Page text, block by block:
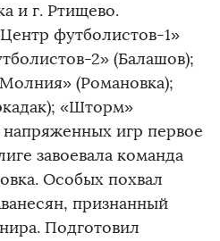
и г. Ртищево.
футболистов-1»
2» (Балашов);
(Романовка);
«Шторм»
игр первое
завоевала команда
Особых похвал
признанный
Подготовил